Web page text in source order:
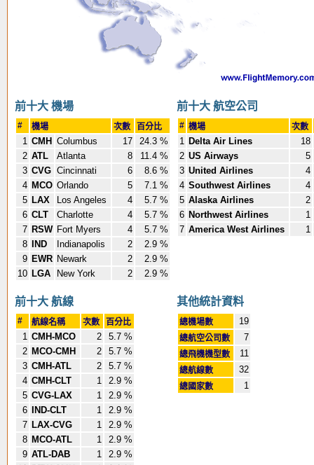
前十大 機場
# 機場 次數 百分比
1 CMH Columbus 17
24.3 %
2 ATL Atlanta 8
11.4 %
3 CVG Cincinnati 6
8.6 %
4 MCO Orlando 5
7.1 %
5 LAX Los Angeles 4
5.7 %
6 CLT Charlotte 4
5.7 %
7 RSW Fort Myers 4
5.7 %
8
IND Indianapolis 2
2.9 %
9 EWR Newark 2
2.9 %
10 LGA New York 2 2.9 %
前十大 航空公司
# 機場 次數
1 Delta Air Lines
18
2 US Airways
5
3 United Airlines
4
4 Southwest Airlines
4
5 Alaska Airlines
2
6 Northwest Airlines
1
7 America West Airlines 1
前十大 航線
# 航線名稱 次數 百分比
1 CMH-MCO 2
5.7 %
2 MCO-CMH 2
5.7 %
3 CMH-ATL 2
5.7 %
4 CMH-CLT 1
2.9 %
5 CVG-LAX 1
2.9 %
6
IND-CLT 1
2.9 %
7 LAX-CVG 1
2.9 %
8 MCO-ATL 1
2.9 %
9 ATL-DAB 1
2.9 %
其他統計資料
總機場數 19
總航空公司數 7
總飛機機型數 11
總航線數 32
總國家數 1